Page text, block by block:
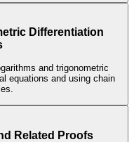
Differentiation
and trigonometric
equations and using chain
Related Proofs